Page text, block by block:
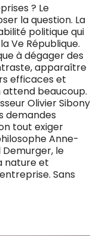
? Le
la question. La
politique qui
Ve République.
à dégager des
apparaître
efficaces et
attend beaucoup.
Olivier Sibony
demandes
tout exiger
Anne-
le
nature et
Sans